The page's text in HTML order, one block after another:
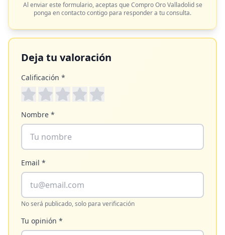
Al enviar este formulario, aceptas que Compro Oro Valladolidse
ponga en contacto contigo para responder a tu consulta.
Deja tu valoración
Calificación *
Nombre *
Email *
No será publicado, solo para verificación
Tu opinión *